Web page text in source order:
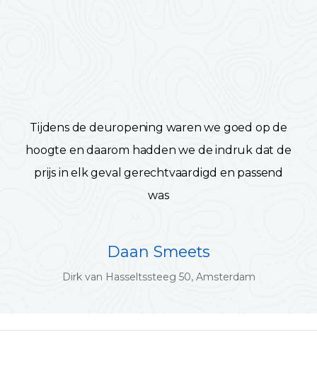
Tijdens de deuropening waren we goed op de
hoogte en daarom hadden we de indruk dat de
prijs in elk geval gerechtvaardigd en passend
was
Daan Smeets
Dirk van Hasseltssteeg 50, Amsterdam